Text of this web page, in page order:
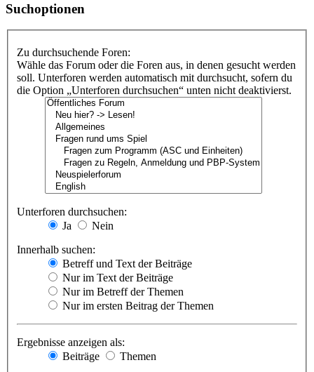
Suchoptionen
Zu durchsuchende Foren:
Wähle das Forum oder die Foren aus, in denen gesucht werden
soll. Unterforen werden automatisch mit durchsucht, sofern du
die Option „Unterforen durchsuchen“ unten nicht deaktivierst.
Unterforen durchsuchen:
Ja
Nein
Innerhalb suchen:
Betreff und Text der Beiträge
Nur im Text der Beiträge
Nur im Betreff der Themen
Nur im ersten Beitrag der Themen
Ergebnisse anzeigen als:
Beiträge
Themen